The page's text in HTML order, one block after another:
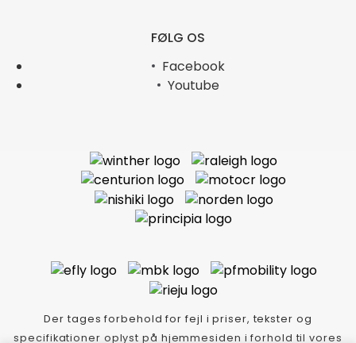
FØLG OS
Facebook
Youtube
Der tages forbehold for fejl i priser, tekster og
specifikationer oplyst på hjemmesiden i forhold til vores